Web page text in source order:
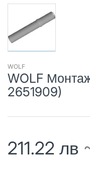
WOLF
WOLF
2651909)
211.22 лв